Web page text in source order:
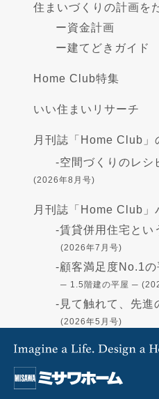
住まいづくりの計画を
ー資金計画
ー建てどきガイド
Home Club特集
いい住まいリサーチ
月刊誌「Home Club」
-空間づくりのレシ
(2026年8月号)
月刊誌「Home Club」
-賃貸併用住宅とい
(2026年7月号)
-顧客満足度No.1
─ 1.5階建の平屋 ─
- 見て触れて、先進
(2026年5月号)
(2026年4月号)
-住まいづくりの資